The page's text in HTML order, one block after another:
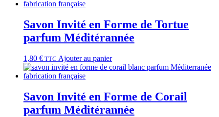
Savon Invité en Forme de Tortue
parfum Méditérannée
1,80 € TTC Ajouter au panier
Savon Invité en Forme de Corail
parfum Méditérannée